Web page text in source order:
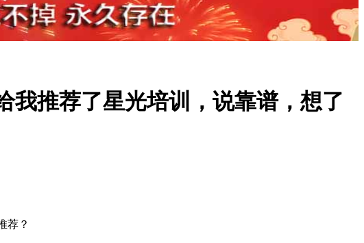
我推荐了星光培训，说靠谱，想了
荐？